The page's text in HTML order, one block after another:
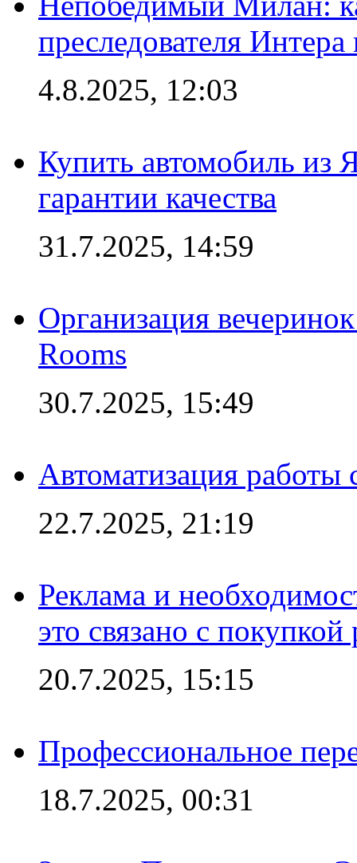
преследователя
4.8.2025, 12:03
Купить автомобиль из
гарантии качества
31.7.2025, 14:59
Организация
Rooms
30.7.2025, 15:49
Автоматизация работы
22.7.2025, 21:19
Реклама и
это связано с покупкой
20.7.2025, 15:15
Профессиональное
18.7.2025, 00:31